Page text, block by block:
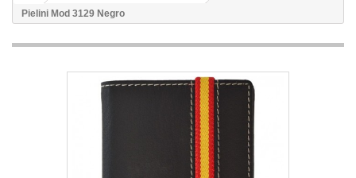
Pielini Mod 3129 Negro